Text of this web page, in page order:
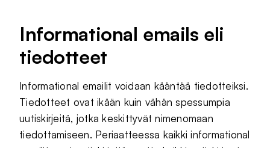
Informational emails eli
tiedotteet
Informational emailit voidaan kääntää tiedotteiksi.
Tiedotteet ovat ikään kuin vähän spessumpia
uutiskirjeitä, jotka keskittyvät nimenomaan
tiedottamiseen. Periaatteessa kaikki informational